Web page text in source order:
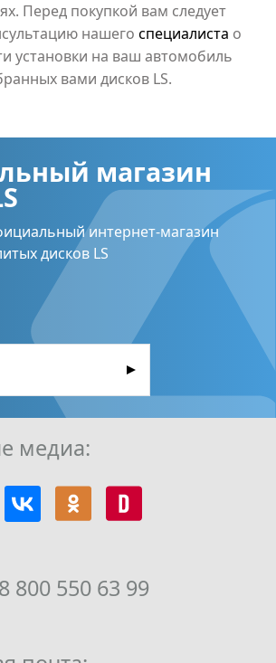
Перед покупкой вам следует
нашего специалиста о
установки на ваш автомобиль
вами дисков LS.
магазин
интернет-магазин
дисков LS
8 800 550 63 99
медиа: